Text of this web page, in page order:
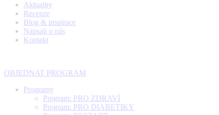
Aktuality
Recenze
Blog & inspirace
Napsali o nás
Kontakt
OBJEDNAT PROGRAM
Programy
Program: PRO ZDRAVÍ
Program: PRO DIABETIKY